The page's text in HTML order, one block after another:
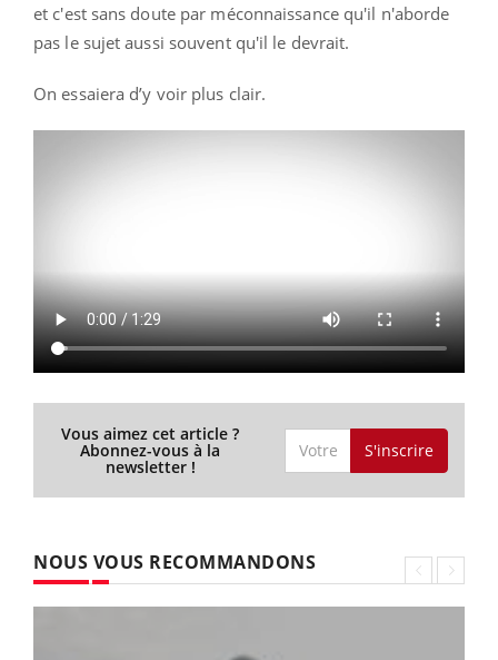
et c'est sans doute par méconnaissance qu'il n'aborde
pas le sujet aussi souvent qu'il le devrait.
On essaiera d’y voir plus clair.
Vous aimez cet article ?
Abonnez-vous à la
newsletter !
S'inscrire
NOUS VOUS RECOMMANDONS